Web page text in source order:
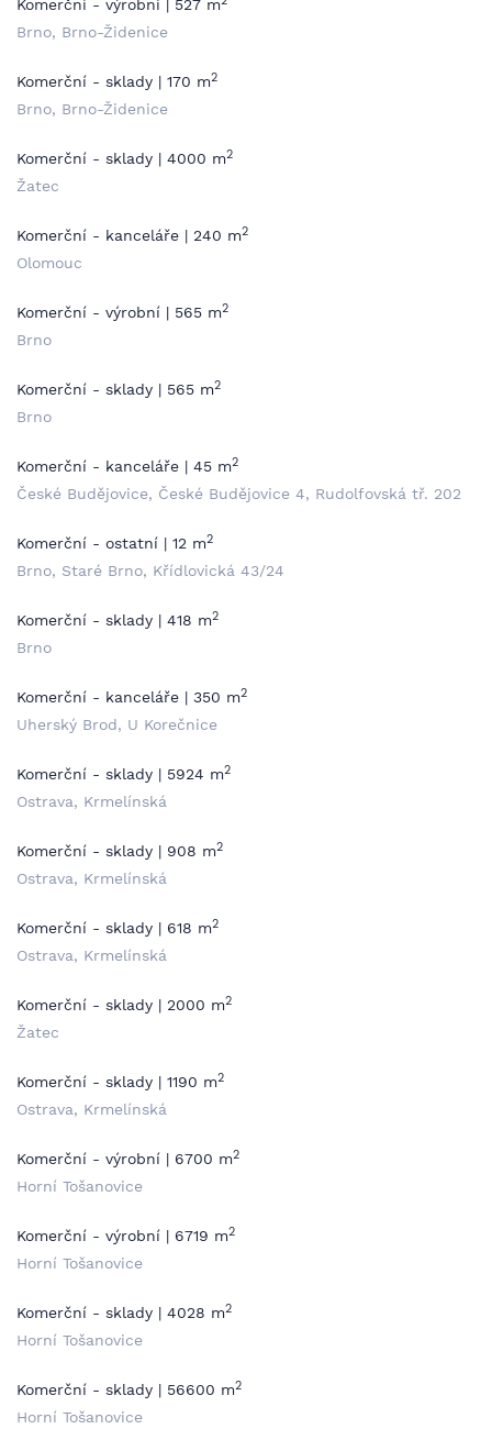
Komerční - výrobní | 527 m
Brno, Brno-Židenice
Komerční - sklady | 170 m2
Brno, Brno-Židenice
Komerční - sklady | 4000 m2
Žatec
Komerční - kanceláře | 240 m2
Olomouc
Komerční - výrobní | 565 m2
Brno
Komerční - sklady | 565 m2
Brno
Komerční - kanceláře | 45 m2
České Budějovice, České Budějovice 4, Rudolfovská tř. 202
Komerční - ostatní | 12 m2
Brno, Staré Brno, Křídlovická 43/24
Komerční - sklady | 418 m2
Brno
Komerční - kanceláře | 350 m2
Uherský Brod, U Korečnice
Komerční - sklady | 5924 m2
Ostrava, Krmelínská
Komerční - sklady | 908 m2
Ostrava, Krmelínská
Komerční - sklady | 618 m2
Ostrava, Krmelínská
Komerční - sklady | 2000 m2
Žatec
Komerční - sklady | 1190 m2
Ostrava, Krmelínská
Komerční - výrobní | 6700 m2
Horní Tošanovice
Komerční - výrobní | 6719 m2
Horní Tošanovice
Komerční - sklady | 4028 m2
Horní Tošanovice
Komerční - sklady | 56600 m2
Horní Tošanovice